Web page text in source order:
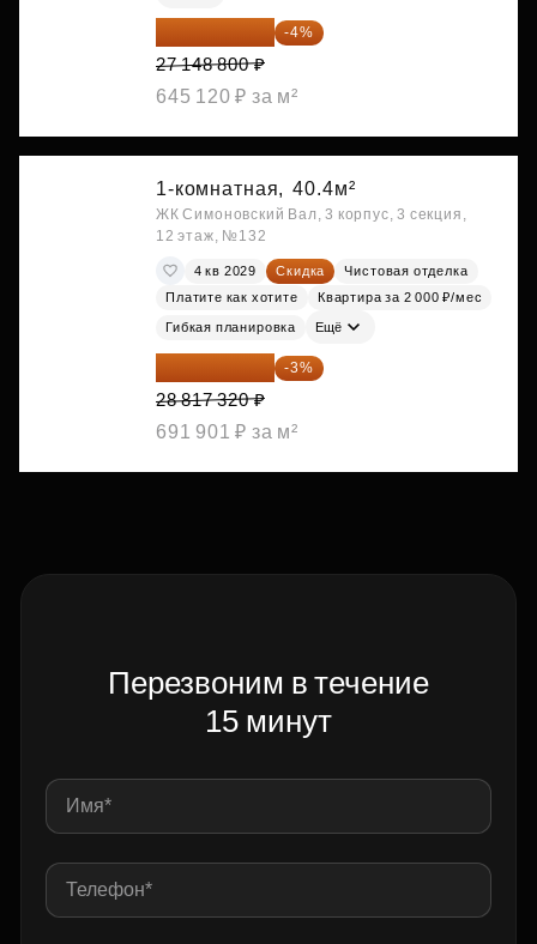
26 062 848 ₽ -4%
27 148 800 ₽
645 120 ₽ за м²
1-комнатная, 40.4м²
ЖК Симоновский Вал, 3 корпус, 3 секция,
12 этаж, №132
4 кв 2029 Скидка
Чистовая отделка
Платите как хотите
Квартира за 2 000 ₽/мес
Гибкая планировка Ещё
27 952 800 ₽ -3%
28 817 320 ₽
691 901 ₽ за м²
Перезвоним в течение
15 минут